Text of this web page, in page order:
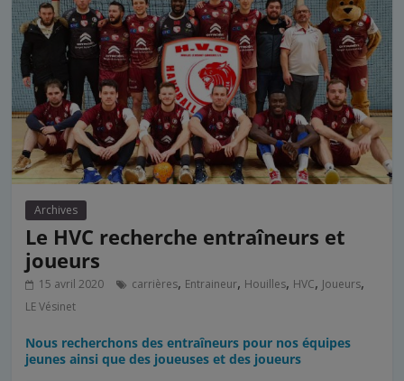
Archives
Le HVC recherche entraîneurs et
joueurs
15 avril 2020 carrières, Entraineur, Houilles, HVC, Joueurs,
LE Vésinet
Nous recherchons des entraîneurs pour nos équipes
jeunes ainsi que des joueuses et des joueurs